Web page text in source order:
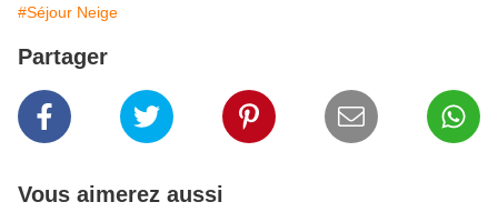
#Séjour Neige
Partager
Vous aimerez aussi